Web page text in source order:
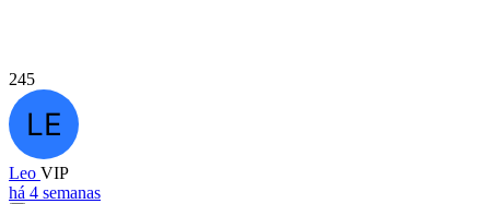
245
Leo VIP
há 4 semanas